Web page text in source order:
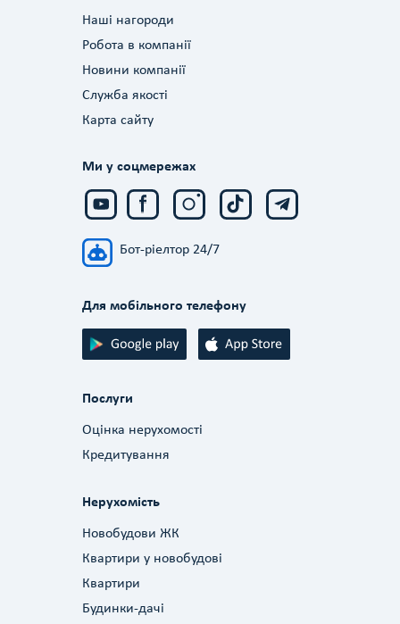
Наші нагороди
Робота в компанії
Новини компанії
Служба якості
Карта сайту
Ми у соцмережах
Бот-ріелтор 24/7
Для мобільного телефону
Послуги
Оцінка нерухомості
Кредитування
Нерухомість
Новобудови ЖК
Квартири у новобудові
Квартири
Будинки-дачі